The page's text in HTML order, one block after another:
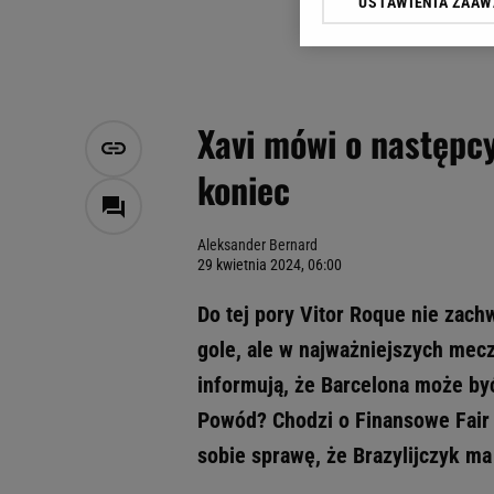
Xavi mówi o
koniec
Aleksander Bernard
29 kwietnia 2024, 06:00
Do tej pory Vitor Roque nie
gole, ale w najważniejszych
informują, że Barcelona może
Powód? Chodzi o Finansowe
sobie sprawę, że Brazylijczyk
Klikając „Akceptuję”
Zaufanych Partnerów i
My, nasi Zaufani
Użycie dokładnych